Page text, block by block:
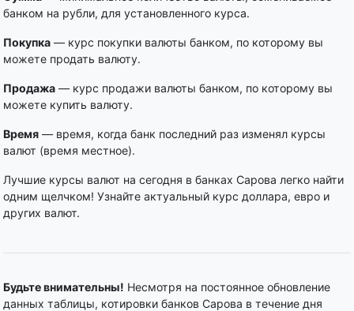
банком на рубли, для установленного курса.
Покупка — курс покупки валюты банком, по которому вы
можете продать валюту.
Продажа — курс продажи валюты банком, по которому вы
можете купить валюту.
Время — время, когда банк последний раз изменял курсы
валют (время местное).
Лучшие курсы валют на сегодня в банках Сарова легко найти
одним щелчком! Узнайте актуальный курс доллара, евро и
других валют.
Будьте внимательны! Несмотря на постоянное обновление
данных таблицы, котировки банков Сарова в течение дня